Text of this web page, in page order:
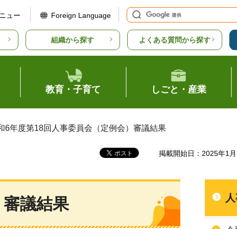
ュー Foreign Language
組織から探す よくある質問から探す
教育・子育て しごと・産業
6年度第18回人事委員会（定例会）審議結果
掲載開始日：2025年1
議結果